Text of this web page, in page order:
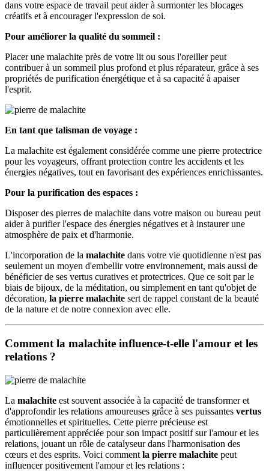
dans votre espace de travail peut aider à surmonter les blocages
créatifs et à encourager l'expression de soi.
Pour améliorer la qualité du sommeil :
Placer une malachite près de votre lit ou sous l'oreiller peut
contribuer à un sommeil plus profond et plus réparateur, grâce à ses
propriétés de purification énergétique et à sa capacité à apaiser
l'esprit.
En tant que talisman de voyage :
La malachite est également considérée comme une pierre protectrice
pour les voyageurs, offrant protection contre les accidents et les
énergies négatives, tout en favorisant des expériences enrichissantes.
Pour la purification des espaces :
Disposer des pierres de malachite dans votre maison ou bureau peut
aider à purifier l'espace des énergies négatives et à instaurer une
atmosphère de paix et d'harmonie.
L'incorporation de la malachite dans votre vie quotidienne n'est pas
seulement un moyen d'embellir votre environnement, mais aussi de
bénéficier de ses vertus curatives et protectrices. Que ce soit par le
biais de bijoux, de la méditation, ou simplement en tant qu'objet de
décoration, la pierre malachite sert de rappel constant de la beauté
de la nature et de notre connexion avec elle.
Comment la malachite influence-t-elle l'amour et les
relations ?
La malachite est souvent associée à la capacité de transformer et
d'approfondir les relations amoureuses grâce à ses puissantes vertus
émotionnelles et spirituelles. Cette pierre précieuse est
particulièrement appréciée pour son impact positif sur l'amour et les
relations, jouant un rôle de catalyseur dans l'harmonisation des
cœurs et des esprits. Voici comment la pierre malachite peut
influencer positivement l'amour et les relations :